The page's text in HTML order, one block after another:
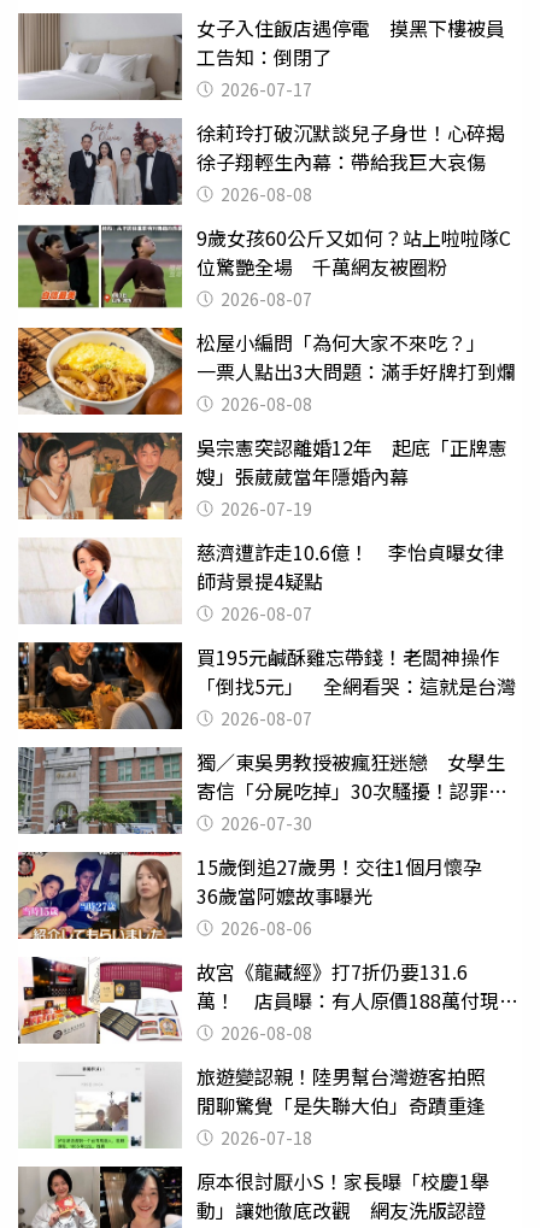
女子入住飯店遇停電 摸黑下樓被員
工告知：倒閉了
2026-07-17
徐莉玲打破沉默談兒子身世！心碎揭
徐子翔輕生內幕：帶給我巨大哀傷
2026-08-08
9歲女孩60公斤又如何？站上啦啦隊C
位驚艷全場 千萬網友被圈粉
2026-08-07
松屋小編問「為何大家不來吃？」
一票人點出3大問題：滿手好牌打到爛
2026-08-08
吳宗憲突認離婚12年 起底「正牌憲
嫂」張葳葳當年隱婚內幕
2026-07-19
慈濟遭詐走10.6億！ 李怡貞曝女律
師背景提4疑點
2026-08-07
買195元鹹酥雞忘帶錢！老闆神操作
「倒找5元」 全網看哭：這就是台灣
2026-08-07
獨／東吳男教授被瘋狂迷戀 女學生
寄信「分屍吃掉」30次騷擾！認罪免
關 2026-07-30
15歲倒追27歲男！交往1個月懷孕
36歲當阿嬤故事曝光
2026-08-06
故宮《龍藏經》打7折仍要131.6
萬！ 店員曝：有人原價188萬付現購
買 2026-08-08
旅遊變認親！陸男幫台灣遊客拍照
閒聊驚覺「是失聯大伯」奇蹟重逢
2026-07-18
原本很討厭小S！家長曝「校慶1舉
動」讓她徹底改觀 網友洗版認證